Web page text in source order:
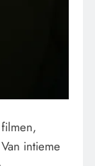
intieme